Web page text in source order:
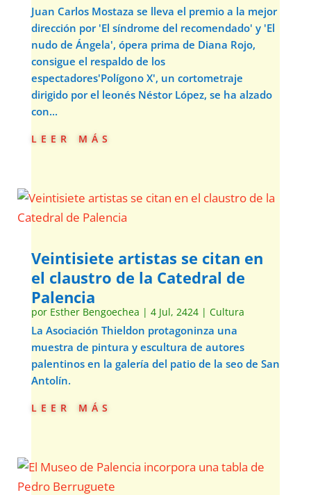
Juan Carlos Mostaza se lleva el premio a la mejor
dirección por 'El síndrome del recomendado' y 'El
nudo de Ángela', ópera prima de Diana Rojo,
consigue el respaldo de los
espectadores'Polígono X', un cortometraje
dirigido por el leonés Néstor López, se ha alzado
con...
leer más
Veintisiete artistas se citan en
el claustro de la Catedral de
Palencia
por Esther Bengoechea | 4 Jul, 2424| Cultura
La Asociación Thieldon protagoninza una
muestra de pintura y escultura de autores
palentinos en la galería del patio de la seo de San
Antolín.
leer más